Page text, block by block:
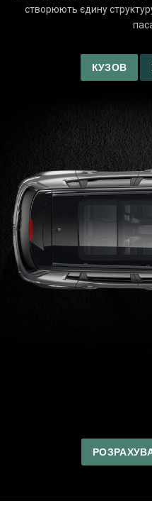
створюють єдину
КУЗОВ